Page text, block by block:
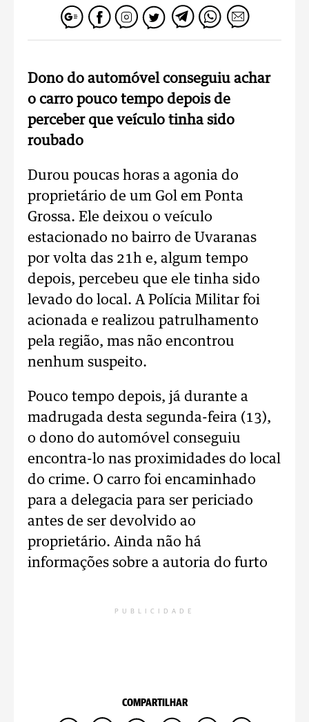
Dono do automóvel conseguiu achar
o carro pouco tempo depois de
perceber que veículo tinha sido
roubado
Durou poucas horas a agonia do
proprietário de um Gol em Ponta
Grossa. Ele deixou o veículo
estacionado no bairro de Uvaranas
por volta das 21h e, algum tempo
depois, percebeu que ele tinha sido
levado do local. A Polícia Militar foi
acionada e realizou patrulhamento
pela região, mas não encontrou
nenhum suspeito.
Pouco tempo depois, já durante a
madrugada desta segunda-feira (13),
o dono do automóvel conseguiu
encontra-lo nas proximidades do local
do crime. O carro foi encaminhado
para a delegacia para ser periciado
antes de ser devolvido ao
proprietário. Ainda não há
informações sobre a autoria do furto
PUBLICIDADE
COMPARTILHAR